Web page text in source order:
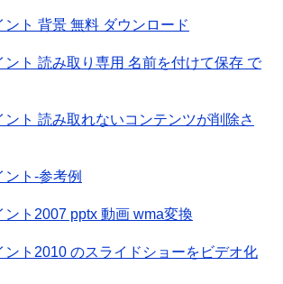
ント 背景 無料 ダウンロード
ント 読み取り専用 名前を付けて保存 で
ント 読み取れないコンテンツが削除さ
ント-参考例
ント2007 pptx 動画 wma変換
ント2010 のスライドショーをビデオ化